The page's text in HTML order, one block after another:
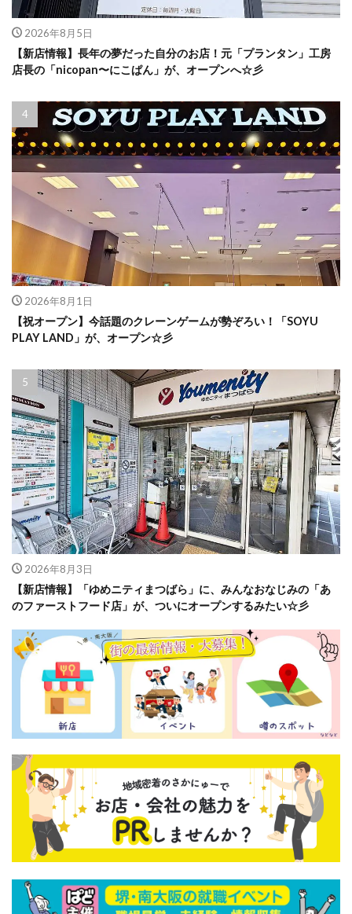
2026年8月5日
【新店情報】長年の夢だった自分のお店！元「プランタン」工房
店長の「nicopan〜にこぱん」が、オープンへ☆彡
2026年8月1日
【祝オープン】今話題のクレーンゲームが勢ぞろい！「SOYU
PLAY LAND」が、オープン☆彡
2026年8月3日
【新店情報】「ゆめニティまつばら」に、みんなおなじみの「あ
のファーストフード店」が、ついにオープンするみたい☆彡